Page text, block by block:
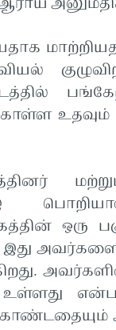
உதவும்
ஒரு
இது
உள்ளது